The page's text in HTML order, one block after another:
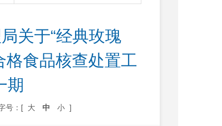
关于“经典玫瑰
格食品核查处置工
期
号：[ 大 中 小 ]